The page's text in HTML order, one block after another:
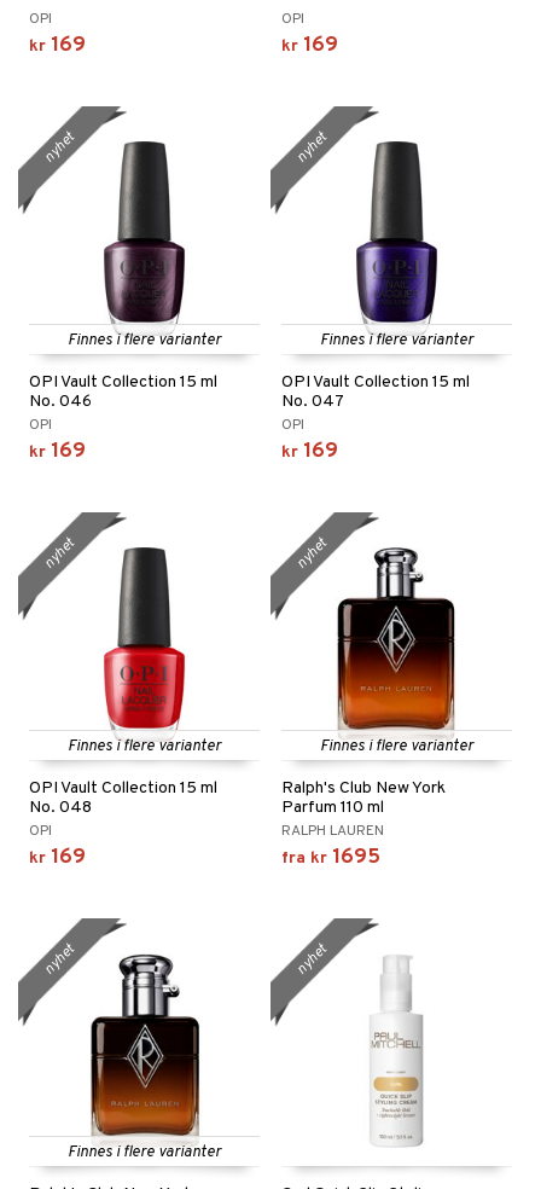
OPI
kr 169
OPI
kr 169
Finnes i flere varianter
OPI Vault Collection 15 ml
No. 046
OPI
kr 169
nyhet
Finnes i flere varianter
OPI Vault Collection 15 ml
No. 047
OPI
kr 169
nyhet
Finnes i flere varianter
OPI Vault Collection 15 ml
No. 048
OPI
kr 169
nyhet
Finnes i flere varianter
Ralph's Club New York
Parfum 110 ml
RALPH LAUREN
fra kr 1695
nyhet
Finnes i flere varianter
nyhet nyhet